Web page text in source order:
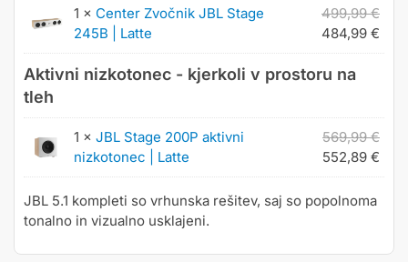
1 × Center Zvočnik JBL Stage
245B | Latte
499,99€
484,99 €
Aktivni nizkotonec - kjerkoli v prostoru na
tleh
1 × JBL Stage 200P aktivni
nizkotonec | Latte
569,99€
552,89 €
JBL 5.1 kompleti so vrhunska rešitev, saj so popolnoma
tonalno in vizualno usklajeni.